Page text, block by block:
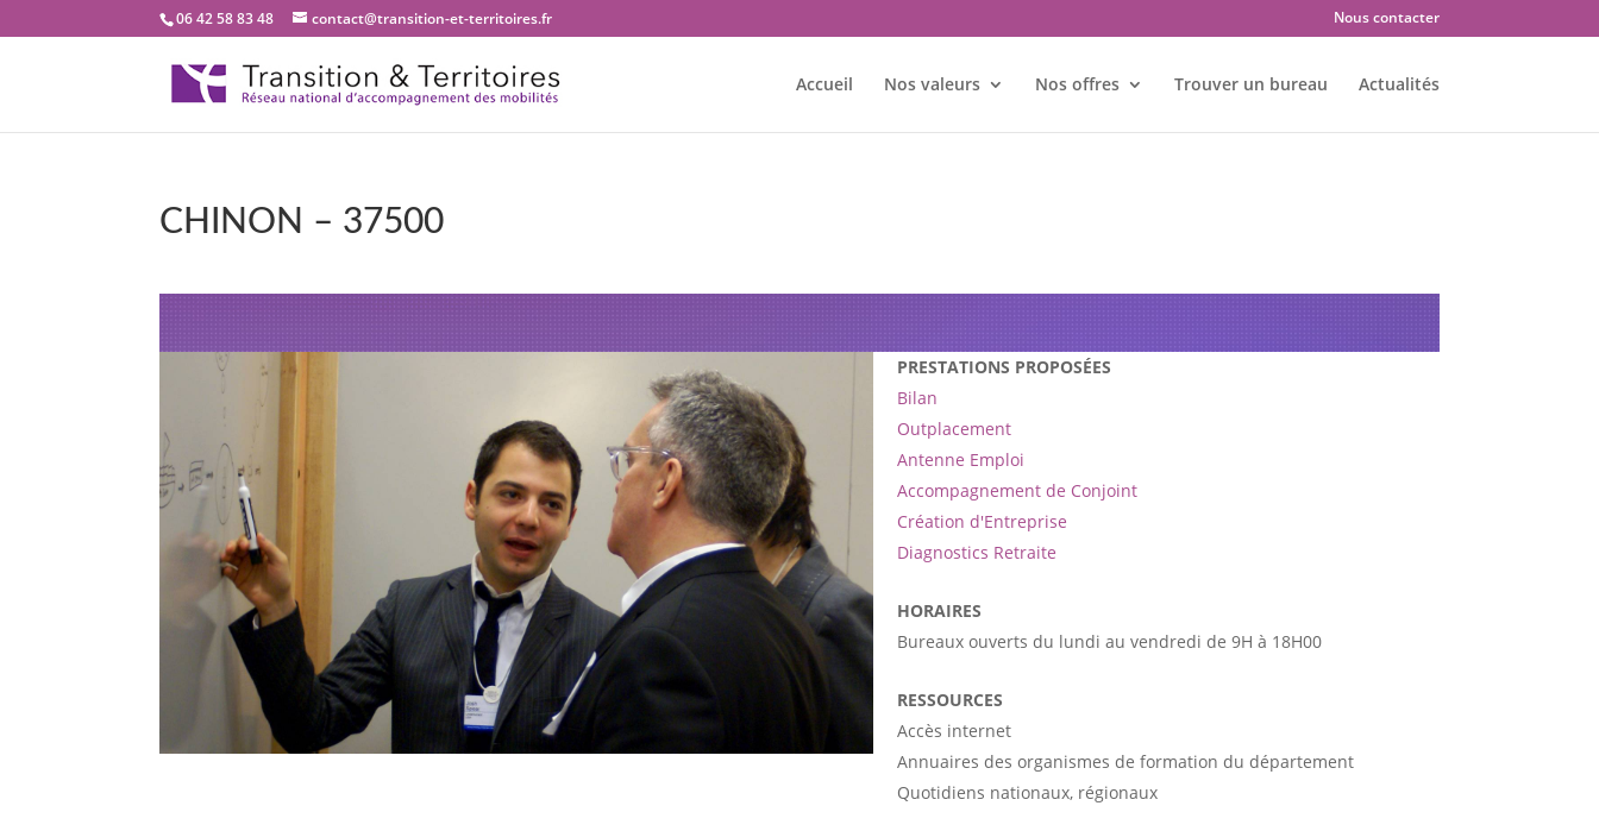
06 42 58 83 48 contact@transition-et-territoires.fr Nous contacter
Accueil Nos valeurs Nos offres Trouver un bureau Actualités
CHINON – 37500
Bienvenue dans notre bureau Transition et territoires : CHINON – 37500
PRESTATIONS PROPOSÉES
Bilan
Outplacement
Antenne Emploi
Accompagnement de Conjoint
Création d'Entreprise
Diagnostics Retraite
HORAIRES
Bureaux ouverts du lundi au vendredi de 9H à 18H00
RESSOURCES
Accès internet
Annuaires des organismes de formation du département
Quotidiens nationaux, régionaux